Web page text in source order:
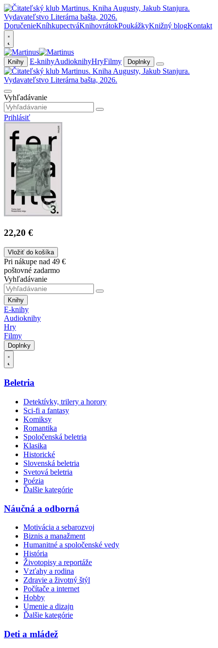
DoručenieKníhkupectváKnihovrátokPoukážkyKnižný blogKontakt
Knihy E-knihyAudioknihyHryFilmy Doplnky
Vyhľadávanie
Prihlásiť
22,20 €
Vložiť do košíka
Pri nákupe nad 49 €
poštovné zadarmo
Vyhľadávanie
Knihy
E-knihy
Audioknihy
Hry
Filmy
Doplnky
Beletria
Detektívky, trilery a horory
Sci-fi a fantasy
Komiksy
Romantika
Spoločenská beletria
Klasika
Historické
Slovenská beletria
Svetová beletria
Poézia
Ďalšie kategórie
Náučná a odborná
Motivácia a sebarozvoj
Biznis a manažment
Humanitné a spoločenské vedy
História
Životopisy a reportáže
Vzťahy a rodina
Zdravie a životný štýl
Počítače a internet
Hobby
Umenie a dizajn
Ďalšie kategórie
Deti a mládež